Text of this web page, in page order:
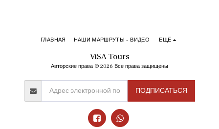
ViSA Tours
Авторские права © 2026 Все права защищены
ГЛАВНАЯ НАШИ МАРШРУТЫ - ВИДЕО ЕЩЁ
ПОДПИСАТЬСЯ